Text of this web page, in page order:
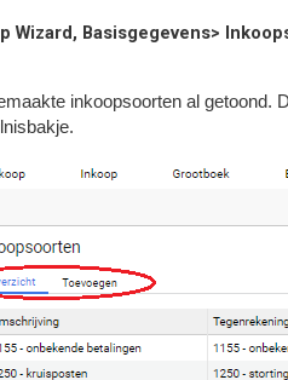
Wizard, Basisgegevens>
inkoopsoorten al getoond.